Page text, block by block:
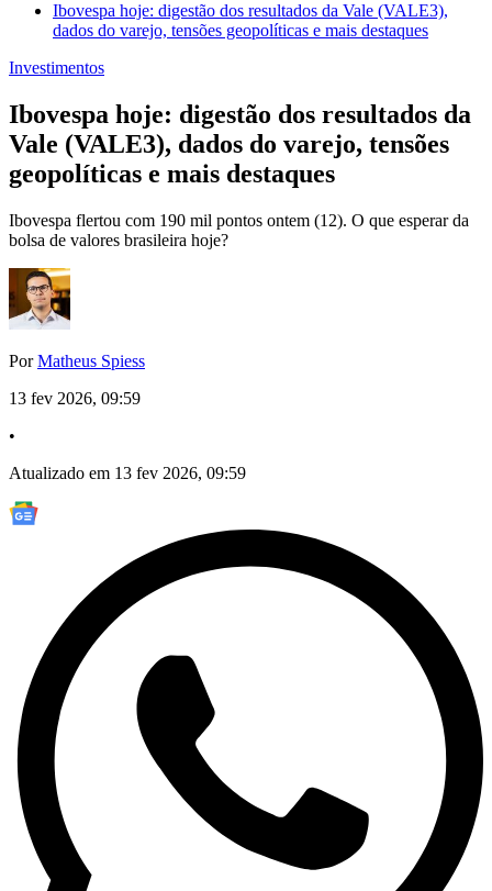
Ibovespa hoje: digestão dos resultados da Vale (VALE3),
dados do varejo, tensões geopolíticas e mais destaques
Investimentos
Ibovespa hoje: digestão dos resultados da
Vale (VALE3), dados do varejo, tensões
geopolíticas e mais destaques
Ibovespa flertou com 190 mil pontos ontem (12). O que esperar da
bolsa de valores brasileira hoje?
PorMatheus Spiess
13 fev 2026, 09:59
•
Atualizado em 13 fev 2026, 09:59